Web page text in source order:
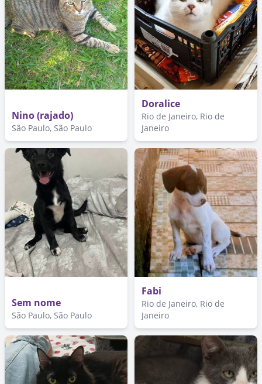
Nino (rajado)
São Paulo, São Paulo
Doralice
Rio de Janeiro, Rio de
Janeiro
Sem nome
São Paulo, São Paulo
Fabi
Rio de Janeiro, Rio de
Janeiro